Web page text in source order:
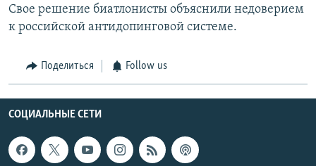
Свое решение биатлонисты объяснили недоверием
к российской антидопинговой системе.
Поделиться Follow us
СОЦИАЛЬНЫЕ СЕТИ